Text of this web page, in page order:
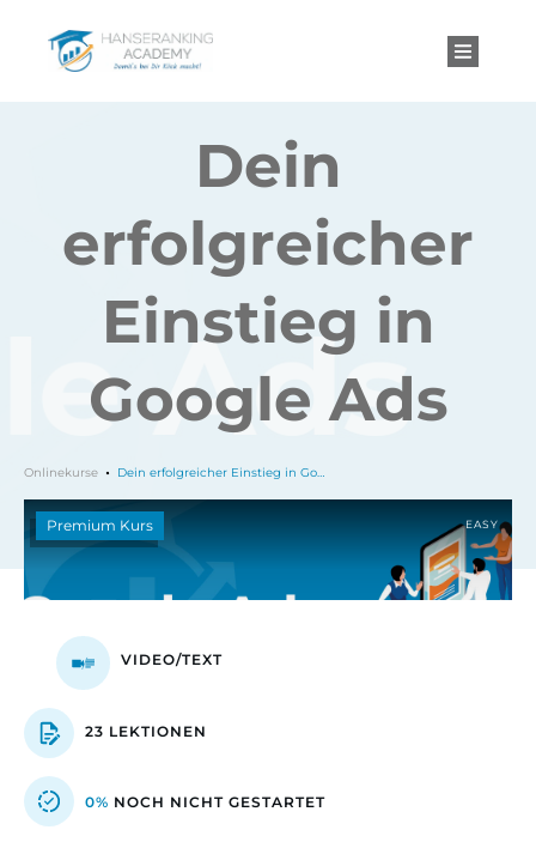
Dein
erfolgreicher
Einstieg in
Google Ads
Onlinekurse Dein erfolgreicher Einstieg in Google Ads
Premium Kurs EASY
VIDEO/TEXT
23 LEKTIONEN
0% NOCH NICHT GESTARTET